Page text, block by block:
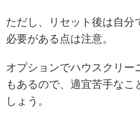
ただし、リセット後は自分
必要がある点は注意。
オプションでハウスクリー
もあるので、適宜苦手な
しょう。